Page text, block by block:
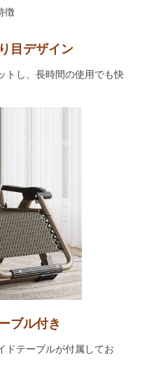
徴
目デザイン
トし、長時間の使用でも快
ブル付き
ドテーブルが付属してお